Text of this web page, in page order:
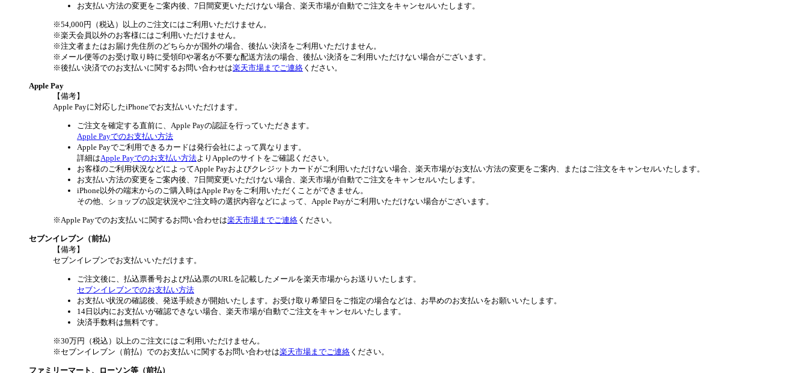
お支払い方法の変更をご案内後、7日間変更いただけない場合、楽天市場が自動でご注文をキャンセルいたします。
※54,000円（税込）以上のご注文にはご利用いただけません。
※楽天会員以外のお客様にはご利用いただけません。
※注文者またはお届け先住所のどちらかが国外の場合、後払い決済をご利用いただけません。
※メール便等のお受け取り時に受領印や署名が不要な配送方法の場合、後払い決済をご利用いただけない場合がございます。
※後払い決済でのお支払いに関するお問い合わせは楽天市場までご連絡 ください。
Apple Pay
【備考】
Apple Payに対応したiPhoneでお支払いいただけます。
ご注文を確定する直前に、Apple Payの認証を行っていただきます。
Apple Payでのお支払い方法
Apple Payでご利用できるカードは発行会社によって異なります。
詳細はApple Payでのお支払い方法よりAppleのサイトをご確認ください。
お客様のご利用状況などによってApple Payおよびクレジットカードがご利用いただけない場合、楽天市場がお支払い方法の変更をご案内、またはご注文をキャンセルいたします。
お支払い方法の変更をご案内後、7日間変更いただけない場合、楽天市場が自動でご注文をキャンセルいたします。
iPhone以外の端末からのご購入時はApple Payをご利用いただくことができません。
その他、ショップの設定状況やご注文時の選択内容などによって、Apple Payがご利用いただけない場合がございます。
※Apple Payでのお支払いに関するお問い合わせは楽天市場までご連絡 ください。
セブンイレブン（前払）
【備考】
セブンイレブンでお支払いいただけます。
ご注文後に、払込票番号および払込票のURLを記載したメールを楽天市場からお送りいたします。
セブンイレブンでのお支払い方法
お支払い状況の確認後、発送手続きが開始いたします。お受け取り希望日をご指定の場合などは、お早めのお支払いをお願いいたします。
14日以内にお支払いが確認できない場合、楽天市場が自動でご注文をキャンセルいたします。
決済手数料は無料です。
※30万円（税込）以上のご注文にはご利用いただけません。
※セブンイレブン（前払）でのお支払いに関するお問い合わせは楽天市場までご連絡 ください。
ファミリーマート、ローソン等（前払）